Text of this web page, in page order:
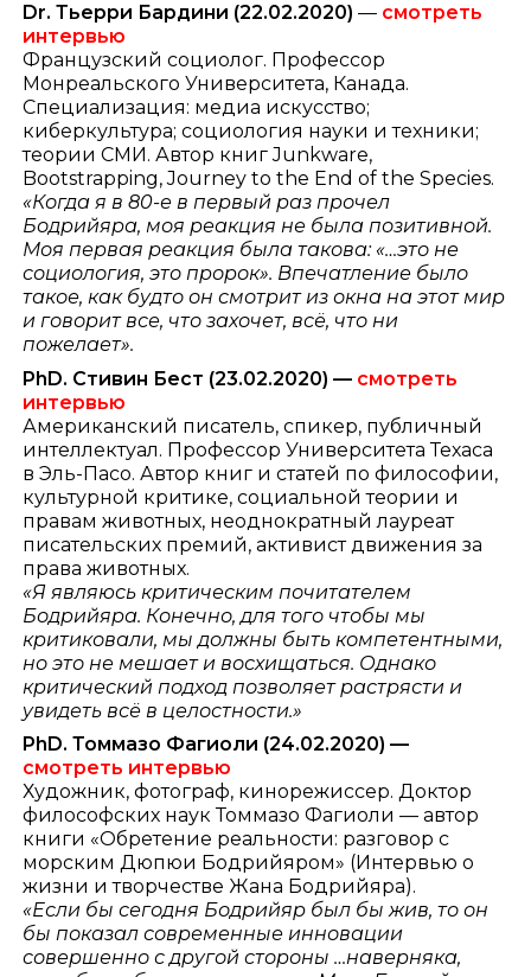
Dr. Тьерри Бардини (22.02.2020) — смотреть
интервью
Французский социолог. Профессор
Монреальского Университета, Канада.
Специализация: медиа искусство;
киберкультура; социология науки и техники;
теории СМИ. Автор книг Junkware,
Bootstrapping, Journey to the End of the Species.
«Когда я в 80-е в первый раз прочел
Бодрийяра, моя реакция не была позитивной.
Моя первая реакция была такова: «…это не
социология, это пророк». Впечатление было
такое, как будто он смотрит из окна на этот мир
и говорит все, что захочет, всё, что ни
пожелает».
PhD. Стивин Бест (23.02.2020) — смотреть
интервью
Американский писатель, спикер, публичный
интеллектуал. Профессор Университета Техаса
в Эль-Пасо. Автор книг и статей по философии,
культурной критике, социальной теории и
правам животных, неоднократный лауреат
писательских премий, активист движения за
права животных.
«Я являюсь критическим почитателем
Бодрийяра. Конечно, для того чтобы мы
критиковали, мы должны быть компетентными,
но это не мешает и восхищаться. Однако
критический подход позволяет растрясти и
увидеть всё в целостности.»
PhD. Томмазо Фагиоли (24.02.2020) —
смотреть интервью
Художник, фотограф, кинорежиссер. Доктор
философских наук Томмазо Фагиоли — автор
книги «Обретение реальности: разговор с
морским Дюпюи Бодрийяром» (Интервью о
жизни и творчестве Жана Бодрийяра).
«Если бы сегодня Бодрийяр был бы жив, то он
бы показал современные инновации
совершенно с другой стороны …наверняка,